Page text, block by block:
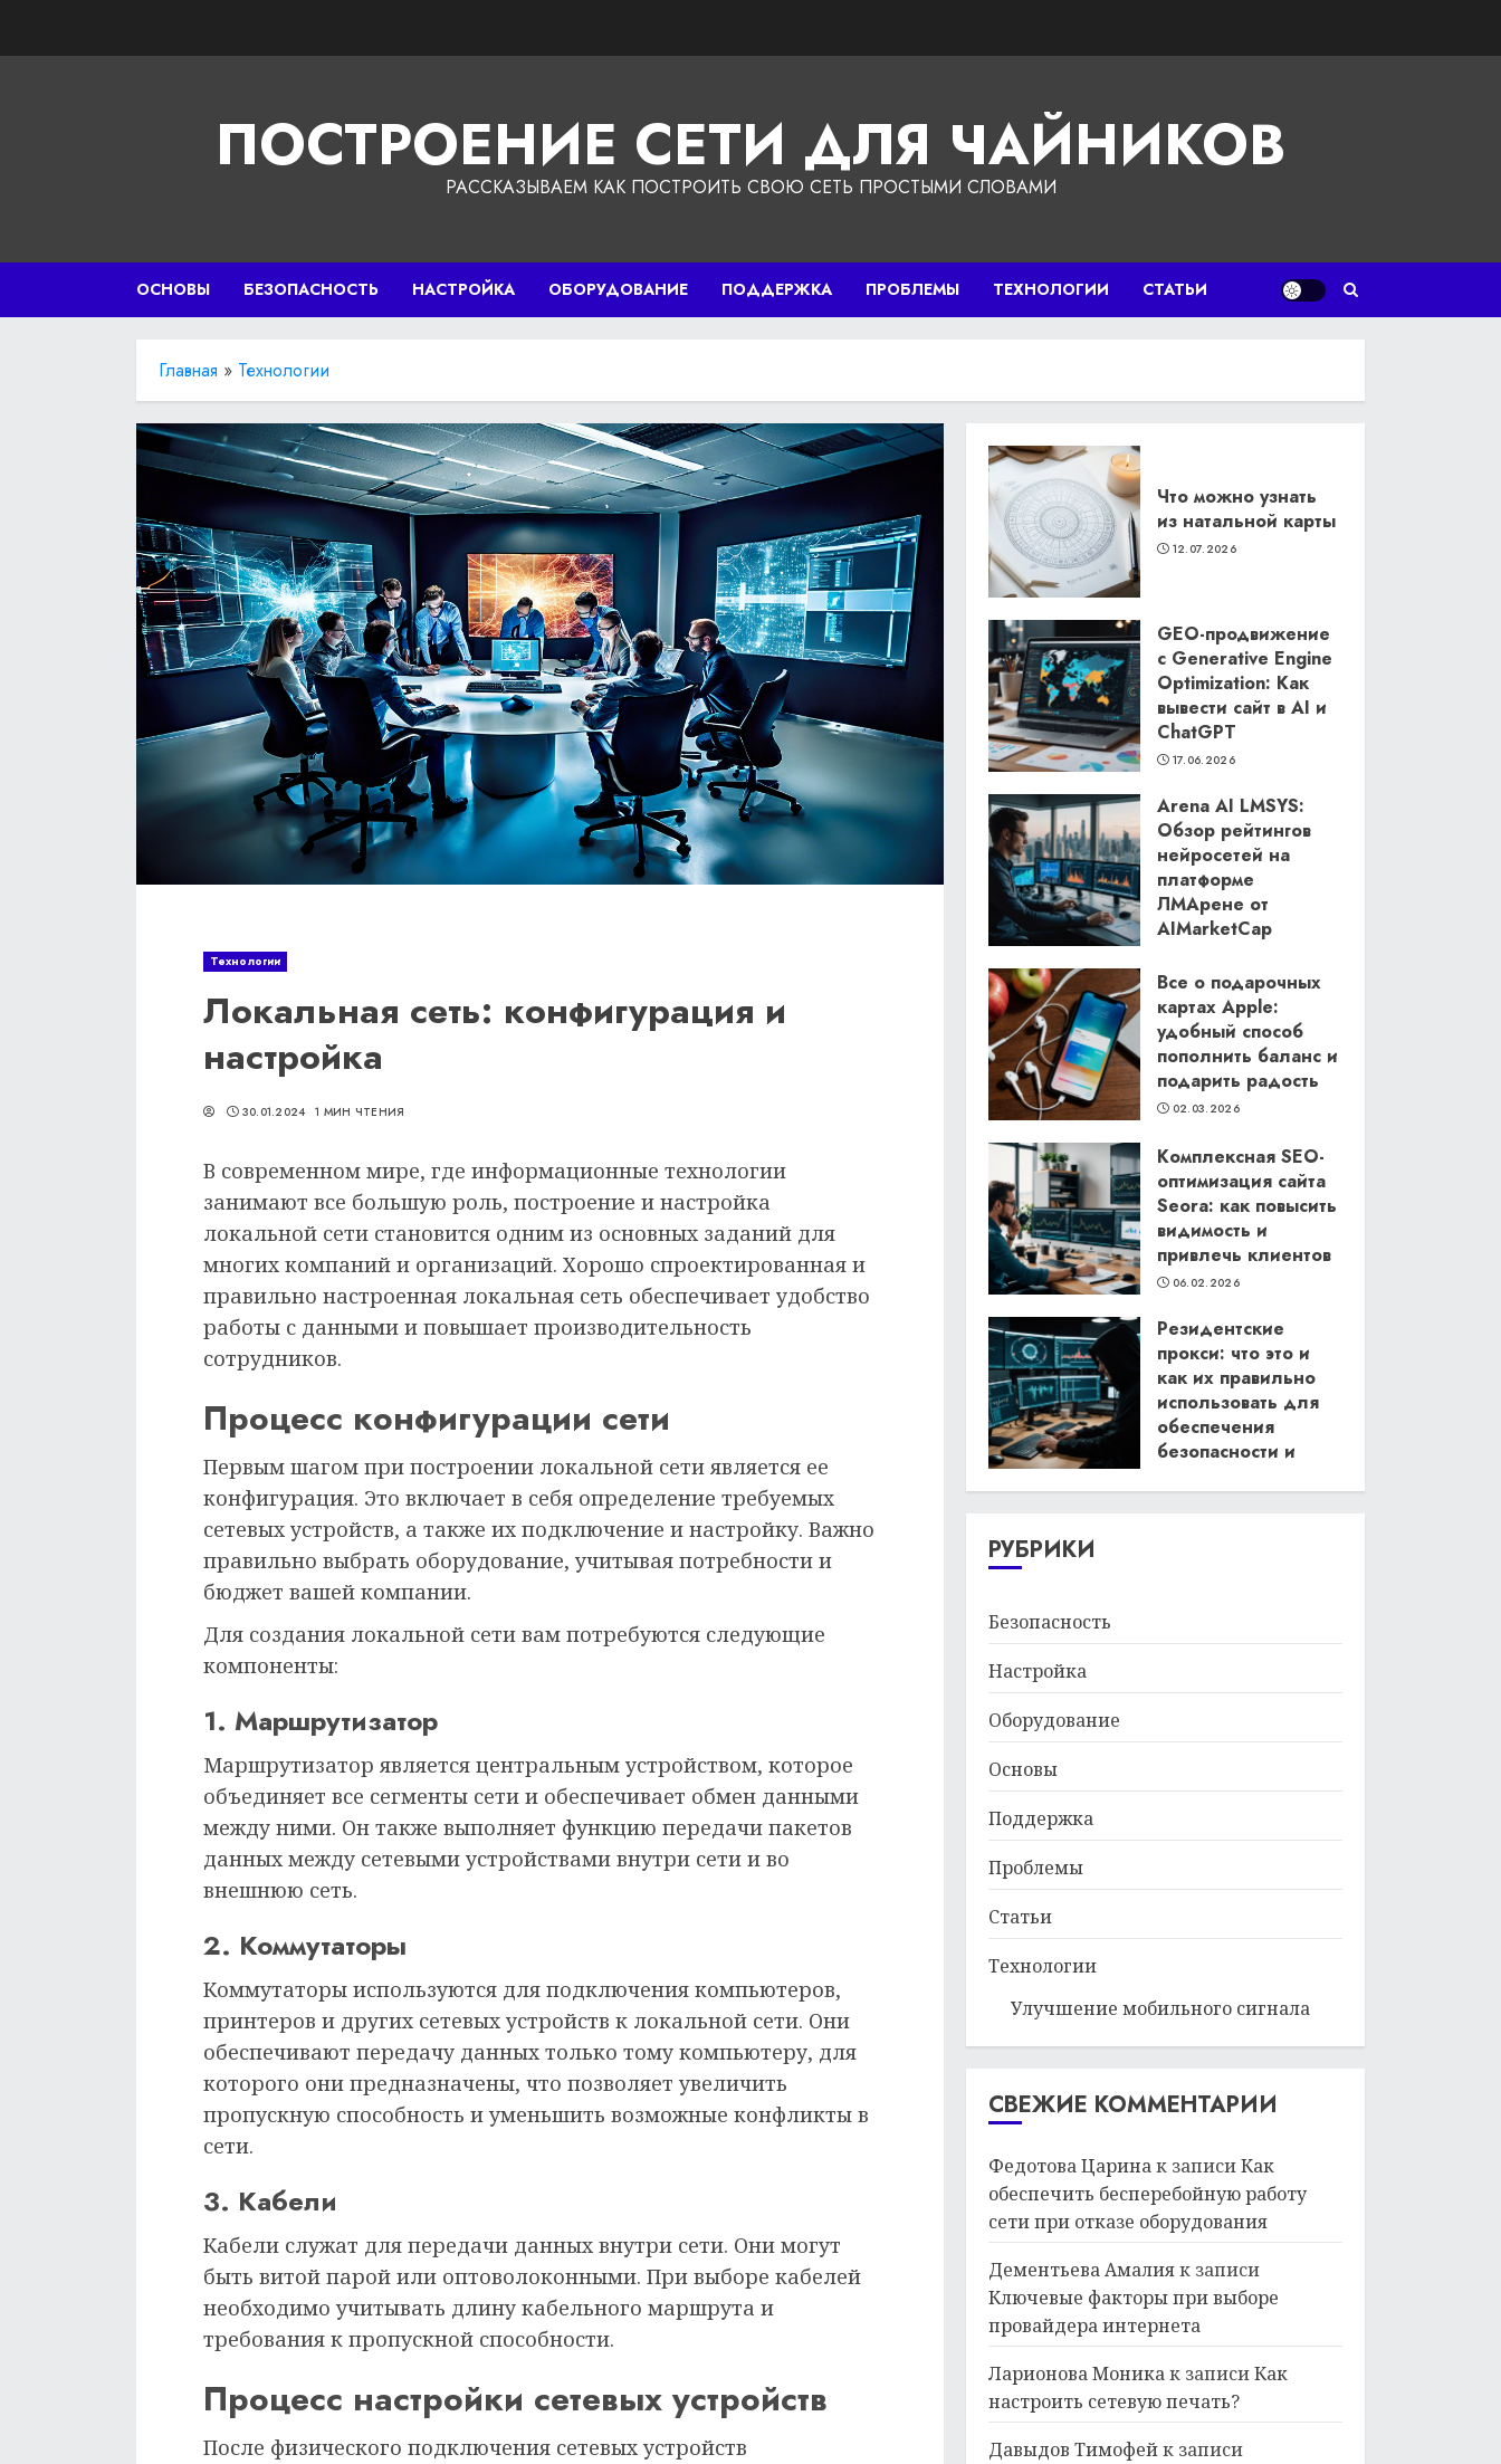
ПОСТРОЕНИЕ СЕТИ ДЛЯ ЧАЙНИКОВ
РАССКАЗЫВАЕМ КАК ПОСТРОИТЬ СВОЮ СЕТЬ ПРОСТЫМИ СЛОВАМИ
ОСНОВЫ БЕЗОПАСНОСТЬ НАСТРОЙКА ОБОРУДОВАНИЕ ПОДДЕРЖКА ПРОБЛЕМЫ ТЕХНОЛОГИИ СТАТЬИ
Главная » Технологии
Технологии
Локальная сеть: конфигурация и
настройка
30.01.2024 1 МИН ЧТЕНИЯ
В современном мире, где информационные технологии
занимают все большую роль, построение и настройка
локальной сети становится одним из основных заданий для
многих компаний и организаций. Хорошо спроектированная и
правильно настроенная локальная сеть обеспечивает удобство
работы с данными и повышает производительность
сотрудников.
Процесс конфигурации сети
Первым шагом при построении локальной сети является ее
конфигурация. Это включает в себя определение требуемых
сетевых устройств, а также их подключение и настройку. Важно
правильно выбрать оборудование, учитывая потребности и
бюджет вашей компании.
Для создания локальной сети вам потребуются следующие
компоненты:
1. Маршрутизатор
Маршрутизатор является центральным устройством, которое
объединяет все сегменты сети и обеспечивает обмен данными
между ними. Он также выполняет функцию передачи пакетов
данных между сетевыми устройствами внутри сети и во
внешнюю сеть.
2. Коммутаторы
Коммутаторы используются для подключения компьютеров,
принтеров и других сетевых устройств к локальной сети. Они
обеспечивают передачу данных только тому компьютеру, для
которого они предназначены, что позволяет увеличить
пропускную способность и уменьшить возможные конфликты в
сети.
3. Кабели
Кабели служат для передачи данных внутри сети. Они могут
быть витой парой или оптоволоконными. При выборе кабелей
необходимо учитывать длину кабельного маршрута и
требования к пропускной способности.
Процесс настройки сетевых устройств
После физического подключения сетевых устройств
Что можно узнать
из натальной карты
12.07.2026
GEO-продвижение
с Generative Engine
Optimization: Как
вывести сайт в AI и
ChatGPT
17.06.2026
Arena AI LMSYS:
Обзор рейтингов
нейросетей на
платформе
ЛМАрене от
AIMarketCap
Все о подарочных
картах Apple:
удобный способ
пополнить баланс и
подарить радость
02.03.2026
Комплексная SEO-
оптимизация сайта
Seora: как повысить
видимость и
привлечь клиентов
06.02.2026
Резидентские
прокси: что это и
как их правильно
использовать для
обеспечения
безопасности и
РУБРИКИ
Безопасность
Настройка
Оборудование
Основы
Поддержка
Проблемы
Статьи
Технологии
Улучшение мобильного сигнала
СВЕЖИЕ КОММЕНТАРИИ
Федотова Царинак записиКак
обеспечить бесперебойную работу
сети при отказе оборудования
Дементьева Амалияк записи
Ключевые факторы при выборе
провайдера интернета
Ларионова Моникак записиКак
настроить сетевую печать?
Давыдов Тимофейк записи